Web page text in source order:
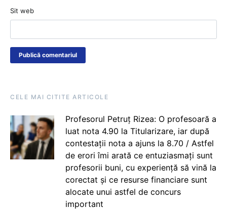
Sit web
CELE MAI CITITE ARTICOLE
Profesorul Petruț Rizea: O profesoară a
luat nota 4.90 la Titularizare, iar după
contestații nota a ajuns la 8.70 / Astfel
de erori îmi arată ce entuziasmați sunt
profesorii buni, cu experiență să vină la
corectat și ce resurse financiare sunt
alocate unui astfel de concurs
important